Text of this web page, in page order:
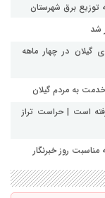
برق شهرستان
شد
گیلان در چهار ماهه
به مردم گیلان
است | حراست تراز
روز خبرنگار